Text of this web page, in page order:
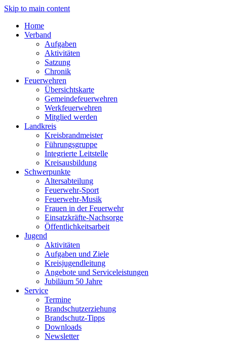
Skip to main content
Home
Verband
Aufgaben
Aktivitäten
Satzung
Chronik
Feuerwehren
Übersichtskarte
Gemeindefeuerwehren
Werkfeuerwehren
Mitglied werden
Landkreis
Kreisbrandmeister
Führungsgruppe
Integrierte Leitstelle
Kreisausbildung
Schwerpunkte
Altersabteilung
Feuerwehr-Sport
Feuerwehr-Musik
Frauen in der Feuerwehr
Einsatzkräfte-Nachsorge
Öffentlichkeitsarbeit
Jugend
Aktivitäten
Aufgaben und Ziele
Kreisjugendleitung
Angebote und Serviceleistungen
Jubiläum 50 Jahre
Service
Termine
Brandschutzerziehung
Brandschutz-Tipps
Downloads
Newsletter